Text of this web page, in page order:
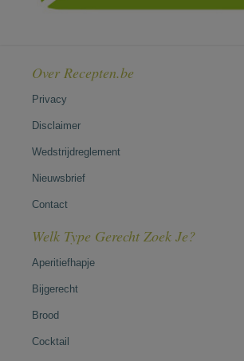
Over Recepten.be
Privacy
Disclaimer
Wedstrijdreglement
Nieuwsbrief
Contact
Welk Type Gerecht Zoek Je?
Aperitiefhapje
Bijgerecht
Brood
Cocktail